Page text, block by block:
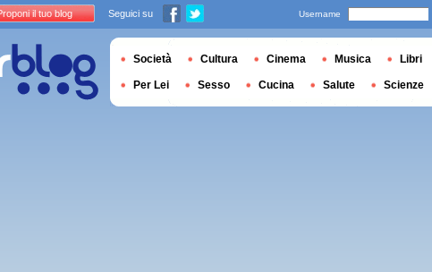
il tuo blog Seguici su Username
Società Cultura Cinema Musica Libri
Per Lei Sesso Cucina Salute Scienze